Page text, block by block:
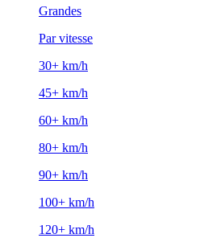
Grandes
Par vitesse
30+ km/h
45+ km/h
60+ km/h
80+ km/h
90+ km/h
100+ km/h
120+ km/h